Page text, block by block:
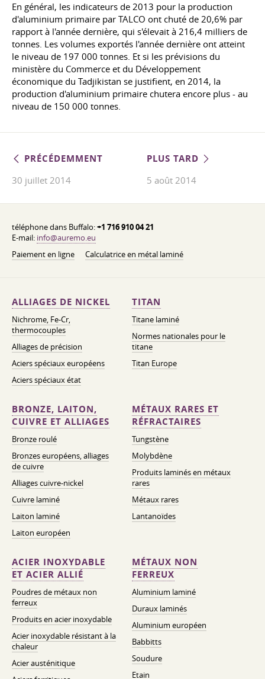
En général, les indicateurs de 2013 pour la production
d'aluminium primaire par TALCO ont chuté de 20,6% par
rapport à l'année dernière, qui s'élevait à 216,4 milliers de
tonnes. Les volumes exportés l'année dernière ont atteint
le niveau de 197 000 tonnes. Et si les prévisions du
ministère du Commerce et du Développement
économique du Tadjikistan se justifient, en 2014, la
production d'aluminium primaire chutera encore plus - au
niveau de 150 000 tonnes.
PRÉCÉDEMMENT
30 juillet 2014
PLUS TARD
5 août 2014
téléphone dans Buffalo:+1 716 910 04 21
E-mail: info@auremo.eu
Paiement en ligne
Calculatrice en métal laminé
ALLIAGES DE NICKEL
Nichrome, Fe-Cr,
thermocouples
Alliages de précision
Aciers spéciaux européens
Aciers spéciaux état
TITAN
Titane laminé
Normes nationales pour le
titane
Titan Europe
BRONZE, LAITON,
CUIVRE ET ALLIAGES
Bronze roulé
Bronzes européens, alliages
de cuivre
Alliages cuivre-nickel
Cuivre laminé
Laiton laminé
Laiton européen
MÉTAUX RARES ET
RÉFRACTAIRES
Tungstène
Molybdène
Produits laminés en métaux
rares
Métaux rares
Lantanoïdes
ACIER INOXYDABLE
ET ACIER ALLIÉ
Poudres de métaux non
ferreux
Produits en acier inoxydable
Acier inoxydable résistant à la
chaleur
Acier austénitique
MÉTAUX NON
FERREUX
Aluminium laminé
Duraux laminés
Aluminium européen
Babbitts
Soudure
Etain